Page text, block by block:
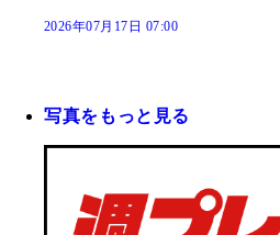
2026年07月17日 07:00
写真をもっと見る